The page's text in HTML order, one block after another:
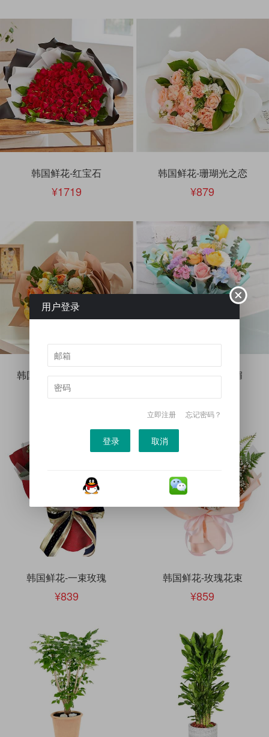
韩国鲜花-红宝石
1719
韩国鲜花-珊瑚光之恋
879
韩国鲜花-克里姆特之吻
1099
韩国鲜花-阳光明媚
韩国鲜花-一束玫瑰
839
韩国鲜花-玫瑰花束
859
用户登录
立即注册 忘记密码？
登录 取消